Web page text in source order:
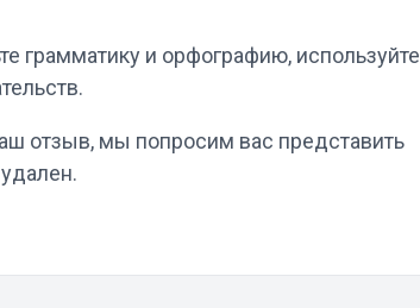
грамматику и орфографию, используйте
отзыв, мы попросим вас представить